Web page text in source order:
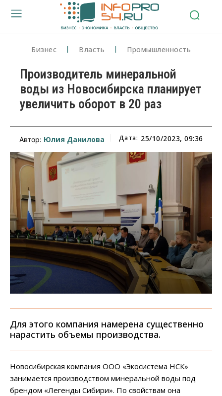
Бизнес Власть Промышленность
Производитель минеральной
воды из Новосибирска планирует
увеличить оборот в 20 раз
Автор: Юлия Данилова Дата: 25/10/2023, 09:36
Для этого компания намерена существенно
нарастить объемы производства.
Новосибирская компания ООО «Экосистема НСК»
занимается производством минеральной воды под
брендом «Легенды Сибири». По свойствам она